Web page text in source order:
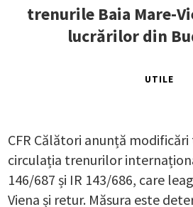
trenurile Baia Mare-
lucrărilor din
UTILE
CFR Călători anunță
circulația trenurilor
146/687 și IR 143/686, care
Viena și retur. Măsura este